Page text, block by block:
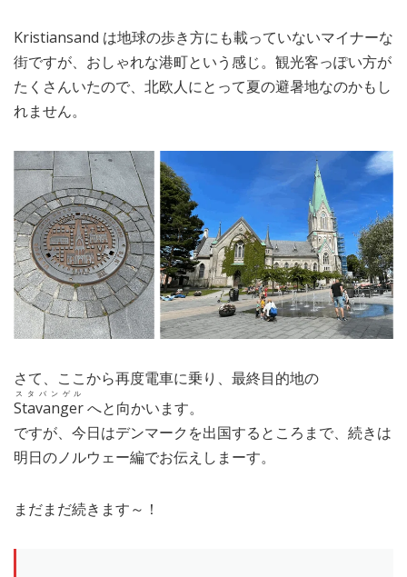
Kristiansand は地球の歩き方にも載っていないマイナーな
街ですが、おしゃれな港町という感じ。観光客っぽい方が
たくさんいたので、北欧人にとって夏の避暑地なのかもし
れません。
さて、ここから再度電車に乗り、最終目的地の
Stavanger
スタバンゲル
へと向かいます。
ですが、今日はデンマークを出国するところまで、続きは
明日のノルウェー編でお伝えしまーす。
まだまだ続きます～！